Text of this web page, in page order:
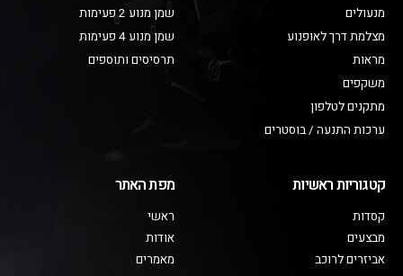
מנעולים
מצלמת דרך לאופנוע
מראות
משקפים
מתקנים לטלפון
ערכות התנעה / בוסטרים
שמן מנוע 2 פעימות
שמן מנוע 4 פעימות
תרסיסים ותוספים
קטגוריות ראשיות
קסדות
מבצעים
אביזרים לרוכב
מפת האתר
ראשי
אודות
מאמרים